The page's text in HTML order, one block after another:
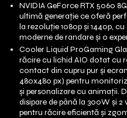
NVIDIA GeForce RTX 5060
ultimă generație ce oferă
la rezoluție 1080p și 1440p,
moderne de randare și o
Cooler Liquid ProGaming
răcire cu lichid AIO dotat cu
contact din cupru pur și
480x480 px) pentru
și personalizare cu animații.
disipare de până la 300W și
pentru răcire eficientă și